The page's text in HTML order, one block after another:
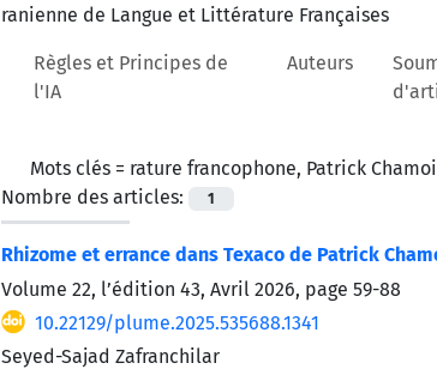
Règles et Principes de
l'IA
Auteurs
Mots clés = rature francophone, Patrick
Nombre des articles:
1
Rhizome et errance dans Texaco de Patrick
Volume 22, l’édition 43, Avril 2026, page 59-88
10.22129/plume.2025.535688.1341
Seyed-Sajad Zafranchilar